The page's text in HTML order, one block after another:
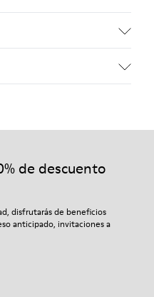
con materiales de primera
los protegerá y
sobre cómo cuidar de
del calzado.
de descuento
disfrutarás de beneficios
anticipado, invitaciones a